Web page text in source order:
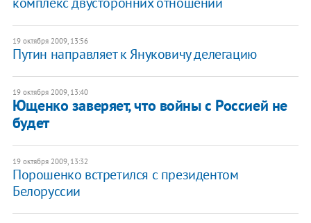
19 октября 2009, 13:56
Путин направляет к Януковичу делегацию
19 октября 2009, 13:40
Ющенко заверяет, что войны с Россией не
будет
19 октября 2009, 13:32
Порошенко встретился с президентом
Белоруссии